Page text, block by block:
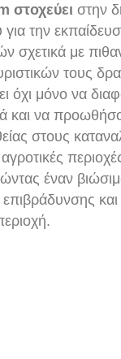
στοχεύει στην
για την
σχετικά με
τους
όχι μόνο να
και να
στους
έναν
επιβράδυνσης